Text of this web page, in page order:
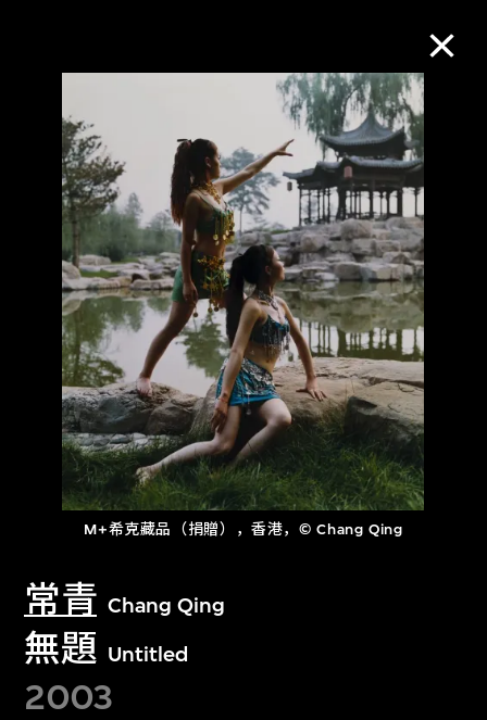
M+希克藏品（捐贈），香港，© Chang Qing
常青 Chang Qing
無題 Untitled
2003
M+藏品
进一步筛选 搜索
关于M+藏品
探索世界顶级的二十及二十一世纪视觉
文化藏品。